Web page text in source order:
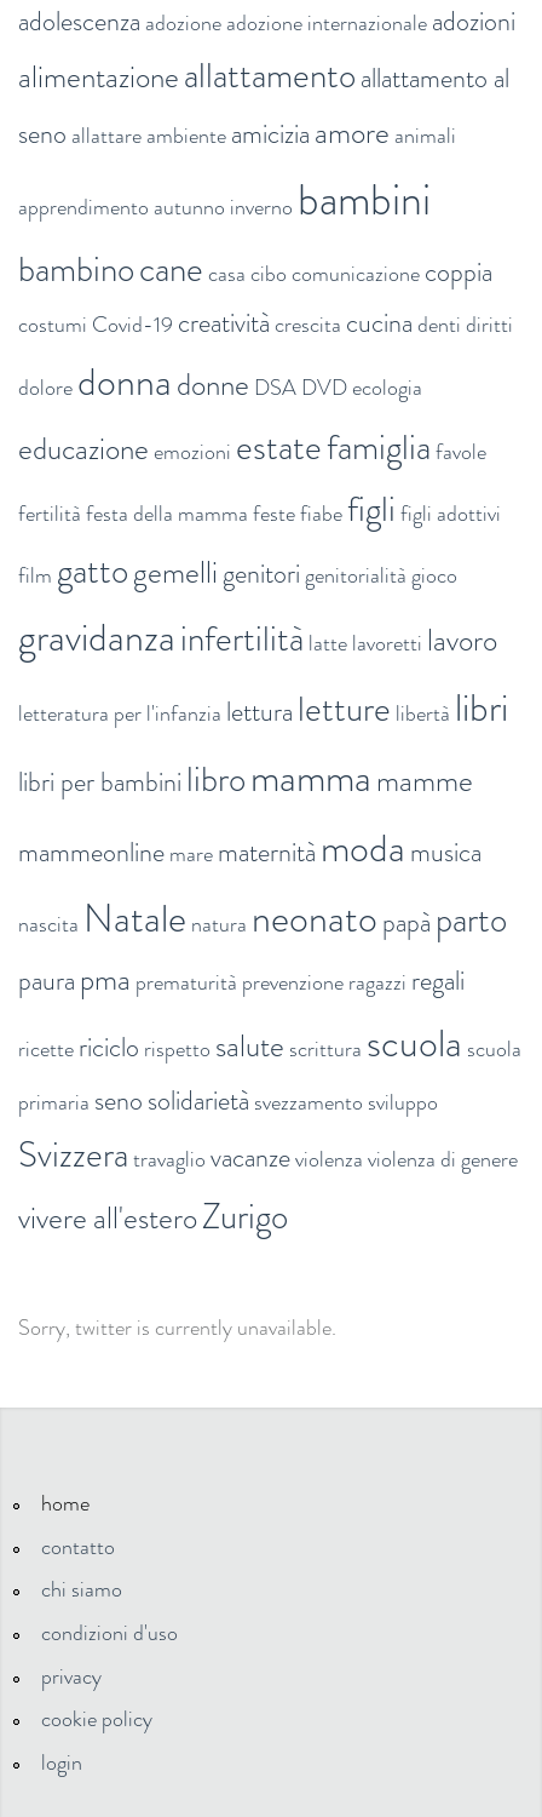
adolescenza adozioneadozione internazionaleadozioni
alimentazioneallattamentoallattamento al
seno allattareambienteamiciziaamore animali
apprendimento autunno inverno bambini
bambinocanecasacibocomunicazionecoppia
costumi Covid-19 creativitàcrescita cucinadentidiritti
doloredonnadonne DSA DVDecologia
educazioneemozioni estatefamigliafavole
fertilitàfesta della mammafestefiabefigli figli adottivi
film gattogemelligenitorigenitorialitàgioco
gravidanzainfertilità lattelavoretti lavoro
letteratura per l'infanzia lettura letture libertà libri
libri per bambini libromamma mamme
mammeonlinemarematernità moda musica
nascita Natale natura neonatopapà parto
paura pma prematurità prevenzioneragazzi regali
ricettericiclo rispetto salute scrittura scuola scuola
primaria senosolidarietà svezzamento sviluppo
Svizzeratravagliovacanzeviolenzaviolenza di genere
vivere all'esteroZurigo
Sorry, twitter is currently unavailable.
home
contatto
chi siamo
condizioni d'uso
privacy
cookie policy
login